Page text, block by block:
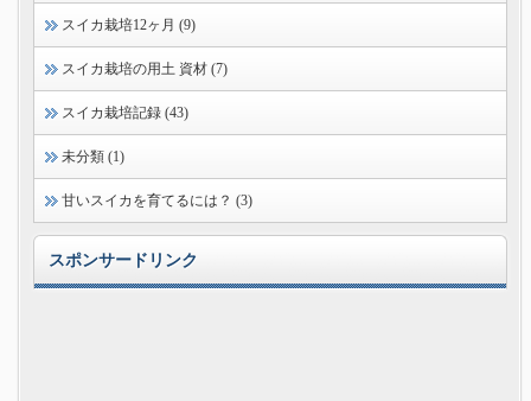
スイカ栽培12ヶ月 (9)
スイカ栽培の用土 資材 (7)
スイカ栽培記録 (43)
未分類 (1)
甘いスイカを育てるには？ (3)
スポンサードリンク